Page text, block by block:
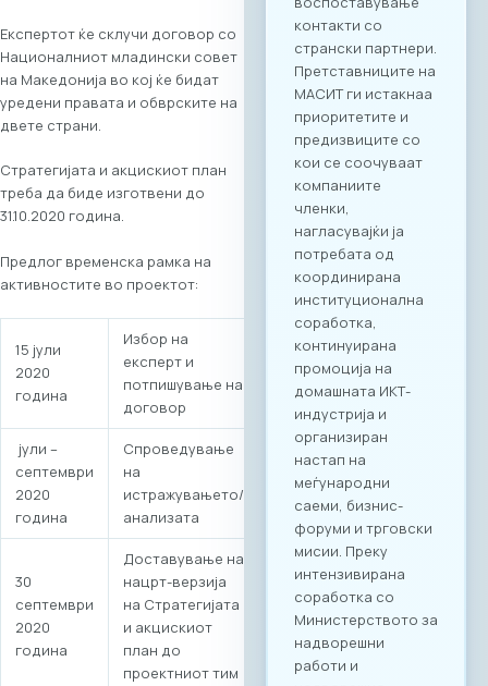
Експертот ќе склучи договор со
Националниот младински совет
на Македонија во кој ќе бидат
уредени правата и обврските на
двете страни.
Стратегијата и акцискиот план
треба да биде изготвени до
31.10.2020 година.
Предлог временска рамка на
активностите во проектот:
15 јули
2020
година
Избор на
експерт и
потпишување на
договор
јули –
септември
2020
година
Спроведување
на
истражувањето/
анализата
30
септември
2020
година
Доставување на
нацрт-верзија
на Стратегијата
и акцискиот
план до
проектниот тим
клучните
индустрии, како и
сесии за однапред
закажани B2B
состаноци.
Целосната агенда
за настанот е
достапна на
следниот линк:
Превземи PDF
Агенда
Регистрација и
Matchmaking
Учеството на
„Digital Bridge &
Business ICT Forum
2026“ нуди
стратешка можност
за македонските
компании да
остварат директен
контакт со повеќе
од 20 реномирани
грчки ИКТ компании
кои доаѓаат во
Скопје со цел
воспоставување
конкретна деловна
соработка.
Форумот е